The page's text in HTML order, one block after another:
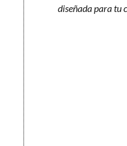
diseñada para tu